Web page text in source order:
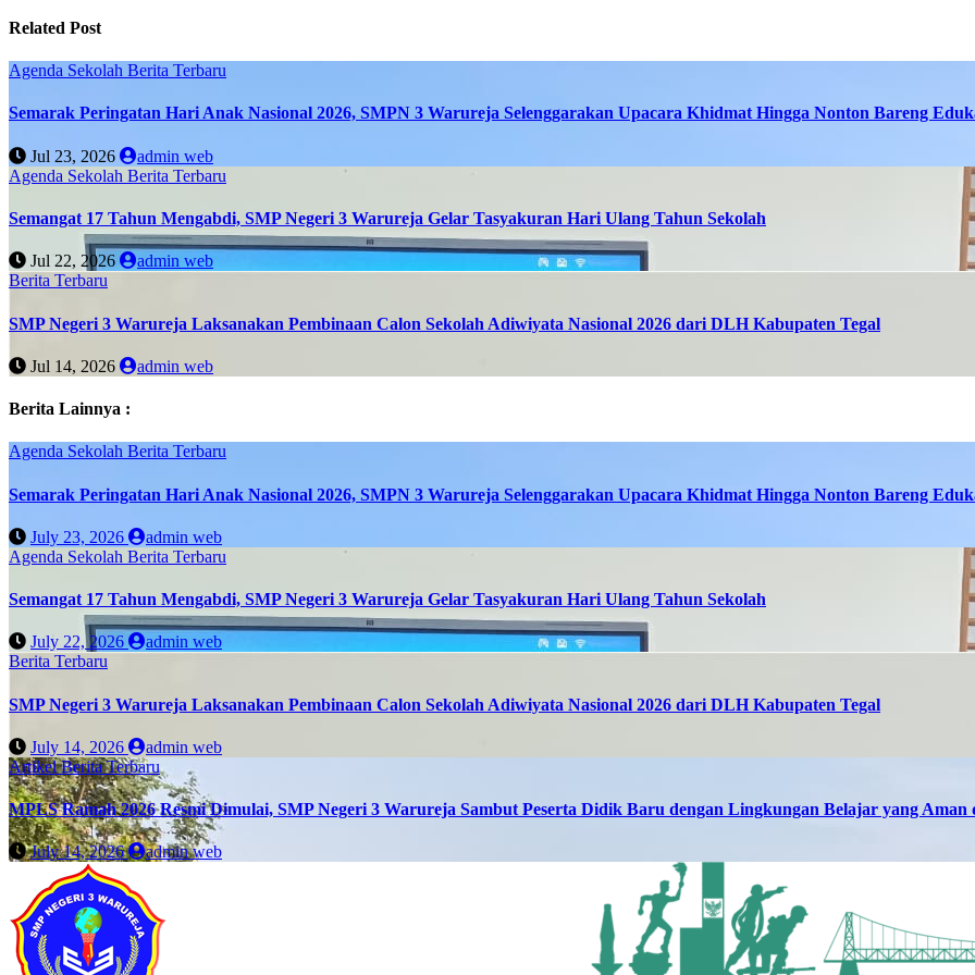
Related Post
Agenda Sekolah Berita Terbaru
Semarak Peringatan Hari Anak Nasional 2026, SMPN 3 Warureja Selenggarakan Upacara Khidmat Hingga Nonton Bareng
Jul 23, 2026
admin web
Agenda Sekolah Berita Terbaru
Semangat 17 Tahun Mengabdi, SMP Negeri 3 Warureja Gelar Tasyakuran Hari Ulang Tahun Sekolah
Jul 22, 2026
admin web
Berita Terbaru
SMP Negeri 3 Warureja Laksanakan Pembinaan Calon Sekolah Adiwiyata Nasional 2026 dari DLH Kabupaten Tegal
Jul 14, 2026 admin web
Berita Lainnya :
Agenda Sekolah Berita Terbaru
Semarak Peringatan Hari Anak Nasional 2026, SMPN 3 Warureja Selenggarakan Upacara Khidmat Hingga Nonton Bareng
July 23, 2026
admin web
Agenda Sekolah Berita Terbaru
Semangat 17 Tahun Mengabdi, SMP Negeri 3 Warureja Gelar Tasyakuran Hari Ulang Tahun Sekolah
July 22, 2026
admin web
Berita Terbaru
SMP Negeri 3 Warureja Laksanakan Pembinaan Calon Sekolah Adiwiyata Nasional 2026 dari DLH Kabupaten Tegal
July 14, 2026
admin web
ArtikelBerita Terbaru
MPLS Ramah 2026 Resmi Dimulai, SMP Negeri 3 Warureja Sambut Peserta Didik Baru dengan Lingkungan Belajar yang Aman
July 14, 2026 admin web